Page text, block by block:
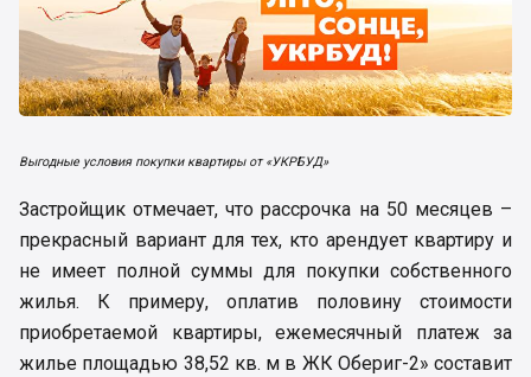
Выгодные условия покупки квартиры от «УКРБУД»
Застройщик отмечает, что рассрочка на 50 месяцев –
прекрасный вариант для тех, кто арендует квартиру и
не имеет полной суммы для покупки собственного
жилья. К примеру, оплатив половину стоимости
приобретаемой квартиры, ежемесячный платеж за
жилье площадью 38,52 кв. м в ЖК Обериг-2» составит